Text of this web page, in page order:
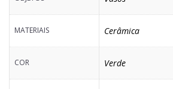
MATERIAIS Cerâmica
COR Verde